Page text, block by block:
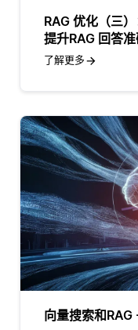
RAG 优化（三
提升RAG 回答
了解更多
向量搜索和